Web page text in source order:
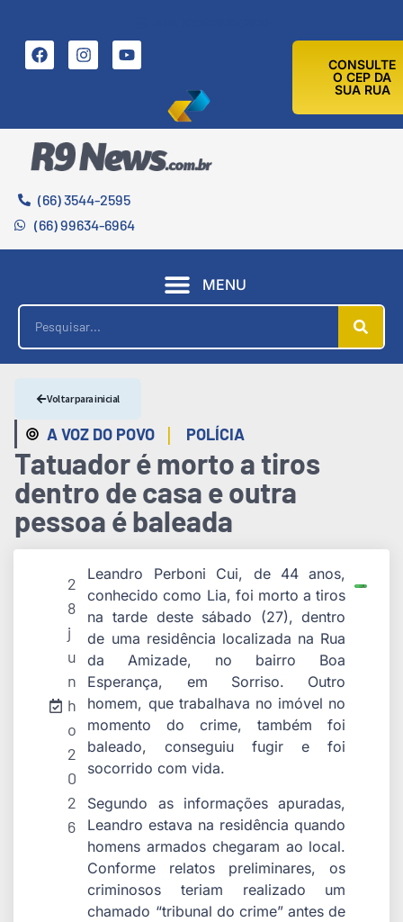
CONSULTE
O CEP DA
SUA RUA
(66) 3544-2595
(66) 99634-6964
MENU
A VOZ DO POVO | POLÍCIA
Voltar para inicial
Tatuador é morto a tiros
dentro de casa e outra
pessoa é baleada
2
8
j
u
n
h
o
2
0
2
6
Leandro Perboni Cui, de 44 anos,
conhecido como Lia, foi morto a tiros
na tarde deste sábado (27), dentro
de uma residência localizada na Rua
da Amizade, no bairro Boa
Esperança, em Sorriso. Outro
homem, que trabalhava no imóvel no
momento do crime, também foi
baleado, conseguiu fugir e foi
socorrido com vida.
Segundo as informações apuradas,
Leandro estava na residência quando
homens armados chegaram ao local.
Conforme relatos preliminares, os
criminosos teriam realizado um
chamado “tribunal do crime” antes de